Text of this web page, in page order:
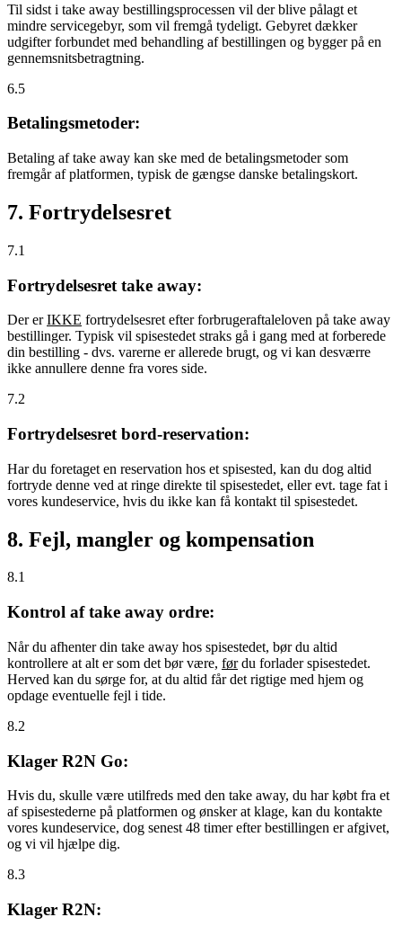
Til sidst i take away bestillingsprocessen vil der blive pålagt et
mindre servicegebyr, som vil fremgå tydeligt. Gebyret dækker
udgifter forbundet med behandling af bestillingen og bygger på en
gennemsnitsbetragtning.
6.5
Betalingsmetoder:
Betaling af take away kan ske med de betalingsmetoder som
fremgår af platformen, typisk de gængse danske betalingskort.
7. Fortrydelsesret
7.1
Fortrydelsesret take away:
Der erIKKE fortrydelsesret efter forbrugeraftaleloven på take away
bestillinger. Typisk vil spisestedet straks gå i gang med at forberede
din bestilling - dvs. varerne er allerede brugt, og vi kan desværre
ikke annullere denne fra vores side.
7.2
Fortrydelsesret bord-reservation:
Har du foretaget en reservation hos et spisested, kan du dog altid
fortryde denne ved at ringe direkte til spisestedet, eller evt. tage fat i
vores kundeservice, hvis du ikke kan få kontakt til spisestedet.
8. Fejl, mangler og kompensation
8.1
Kontrol af take away ordre:
Når du afhenter din take away hos spisestedet, bør du altid
kontrollere at alt er som det bør være, førdu forlader spisestedet.
Herved kan du sørge for, at du altid får det rigtige med hjem og
opdage eventuelle fejl i tide.
8.2
Klager R2N Go:
Hvis du, skulle være utilfreds med den take away, du har købt fra et
af spisestederne på platformen og ønsker at klage, kan du kontakte
vores kundeservice, dog senest 48 timer efter bestillingen er afgivet,
og vi vil hjælpe dig.
8.3
Klager R2N: